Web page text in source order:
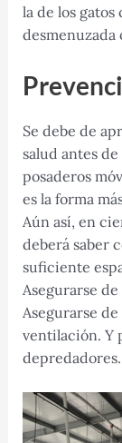
la de los
desmenuzada
Se debe de
salud antes
posaderos
es la forma
Aún así, en
deberá saber
suficiente
Asegurarse
Asegurarse
ventilación. Y
depredadores.